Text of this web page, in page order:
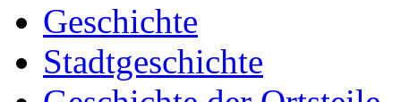
Geschichte
Stadtgeschichte